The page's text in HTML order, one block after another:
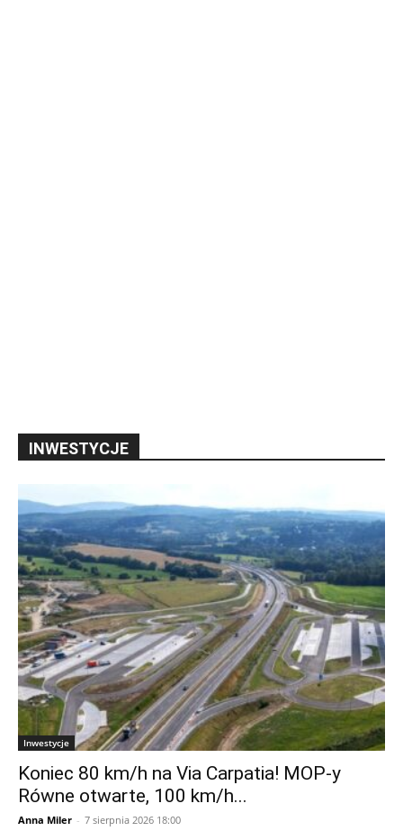
INWESTYCJE
Inwestycje
Koniec 80 km/h na Via Carpatia! MOP-y
Równe otwarte, 100 km/h...
Anna Miler - 7 sierpnia 2026 18:00